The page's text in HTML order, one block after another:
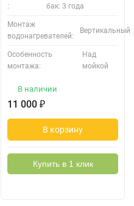
:
бак: 3 года
Монтаж
водонагревателей:
Вертикальный
Особенность
монтажа:
Над
мойкой
В наличии
11 000 ₽
В корзину
Купить в 1 клик